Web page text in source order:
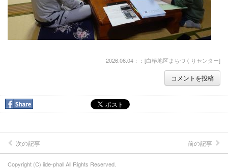
2026.06.04：：[白椿地区まちづくりセンター]
コメントを投稿
次の記事 前の記事
Copyright (C) iide-phall All Rights Reserved.